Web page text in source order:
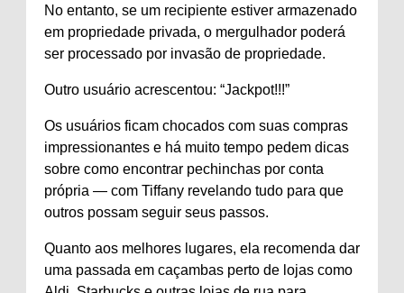
No entanto, se um recipiente estiver armazenado
em propriedade privada, o mergulhador poderá
ser processado por invasão de propriedade.
Outro usuário acrescentou: “Jackpot!!!”
Os usuários ficam chocados com suas compras
impressionantes e há muito tempo pedem dicas
sobre como encontrar pechinchas por conta
própria — com Tiffany revelando tudo para que
outros possam seguir seus passos.
Quanto aos melhores lugares, ela recomenda dar
uma passada em caçambas perto de lojas como